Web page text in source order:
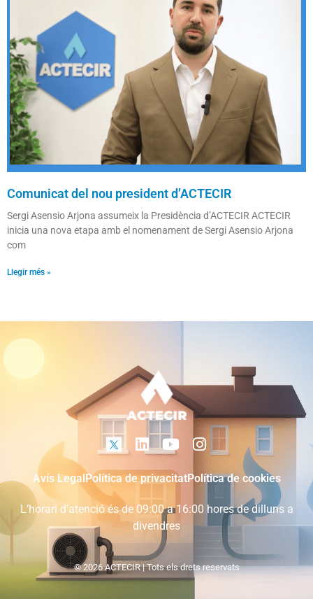
Comunicat del nou president d’ACTECIR
Sergi Asensio Arjona assumeix la Presidència d’ACTECIR ACTECIR
inicia una nova etapa amb el nomenament de Sergi Asensio Arjona
com
Llegir més »
Avís Legal Política de privacitatPolítica de cookies
L’horari d’atenció és de 09:00 a 16:00 hores de dilluns a
divendres
© 2026 ACTECIR | Tots els drets reservats